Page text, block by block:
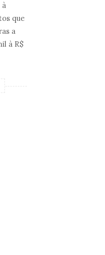
à
que
a
à R$